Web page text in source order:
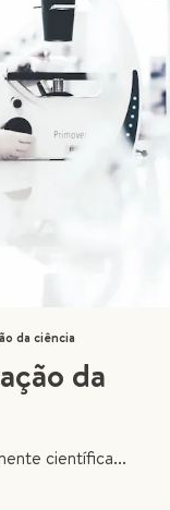
da ciência
da
científica...